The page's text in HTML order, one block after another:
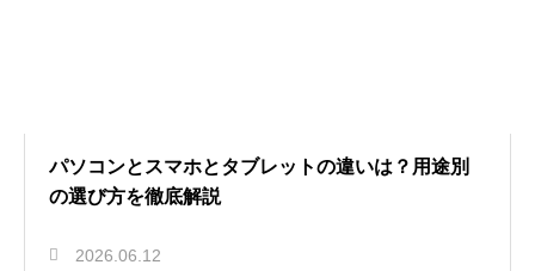
パソコンとスマホとタブレットの違いは？用途別
の選び方を徹底解説
2026.06.12